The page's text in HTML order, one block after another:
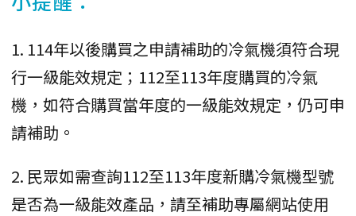
1. 114年以後購買之申請補助的冷氣機須符合現
行一級能效規定；112至113年度購買的冷氣
機，如符合購買當年度的一級能效規定，仍可申
請補助。
2. 民眾如需查詢112至113年度新購冷氣機型號
是否為一級能效產品，請至補助專屬網站使用